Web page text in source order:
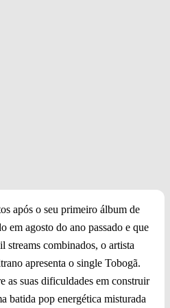
após o seu primeiro álbum de
em agosto do ano passado e que
streams combinados, o artista
apresenta o single Tobogã.
as suas dificuldades em construir
batida pop energética misturada